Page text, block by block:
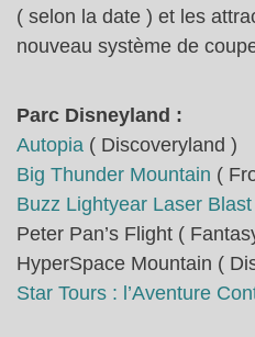
( selon la date ) et les
nouveau système de
Parc Disneyland :
Autopia ( Discoveryland )
Big Thunder Mountain (
Buzz Lightyear Laser Blast
Peter Pan’s Flight (
HyperSpace Mountain (
Star Tours : l’Aventure